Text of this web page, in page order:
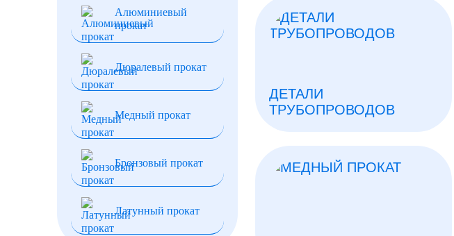
ДЕТАЛИ
ТРУБОПРОВОДОВ
Алюминиевый
прокат
Дюралевый прокат
Медный прокат
Бронзовый прокат
Латунный прокат